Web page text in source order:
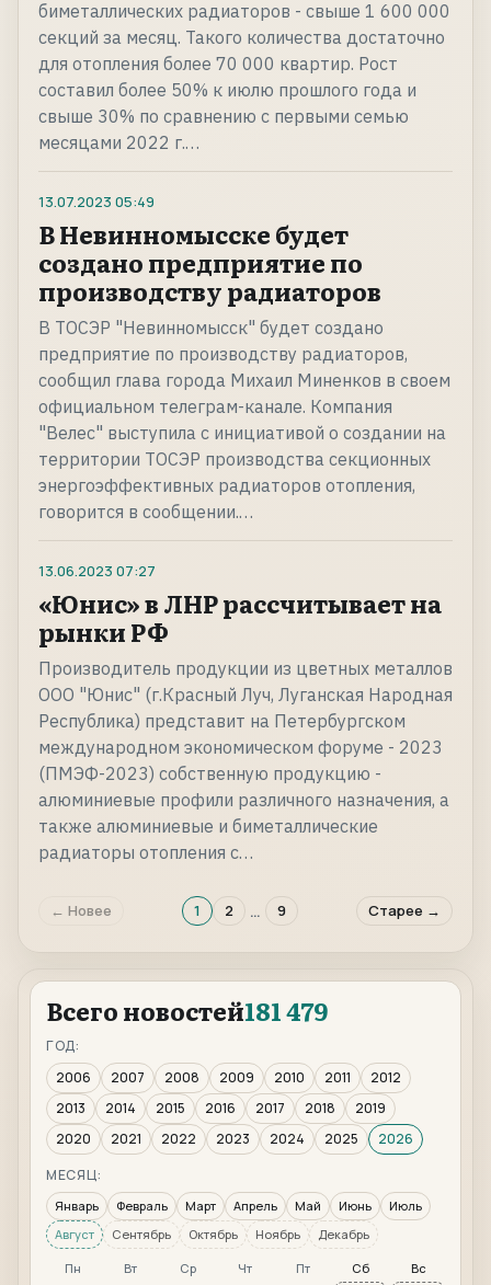
биметаллических радиаторов - свыше 1 600 000
секций за месяц. Такого количества достаточно
для отопления более 70 000 квартир. Рост
составил более 50% к июлю прошлого года и
свыше 30% по сравнению с первыми семью
месяцами 2022 г.…
13.07.2023 05:49
В Невинномысске будет
создано предприятие по
производству радиаторов
В ТОСЭР "Невинномысск" будет создано
предприятие по производству радиаторов,
сообщил глава города Михаил Миненков в своем
официальном телеграм-канале. Компания
"Велес" выступила с инициативой о создании на
территории ТОСЭР производства секционных
энергоэффективных радиаторов отопления,
говорится в сообщении.…
13.06.2023 07:27
«Юнис» в ЛНР рассчитывает на
рынки РФ
Производитель продукции из цветных металлов
ООО "Юнис" (г.Красный Луч, Луганская Народная
Республика) представит на Петербургском
международном экономическом форуме - 2023
(ПМЭФ-2023) собственную продукцию -
алюминиевые профили различного назначения, а
также алюминиевые и биметаллические
радиаторы отопления с…
← Новее 1 2 … 9 Старее →
Всего новостей181 479
ГОД:
2006
2007 2008 2009 2010 2011
2012
2013
2014 2015 2016 2017 2018
2019
2020
2021 2022 2023 2024 2025
2026
МЕСЯЦ:
Январь Февраль Март Апрель Май Июнь
Июль
Август
Сентябрь Октябрь Ноябрь Декабрь
Пн Вт Ср Чт Пт Сб Вс